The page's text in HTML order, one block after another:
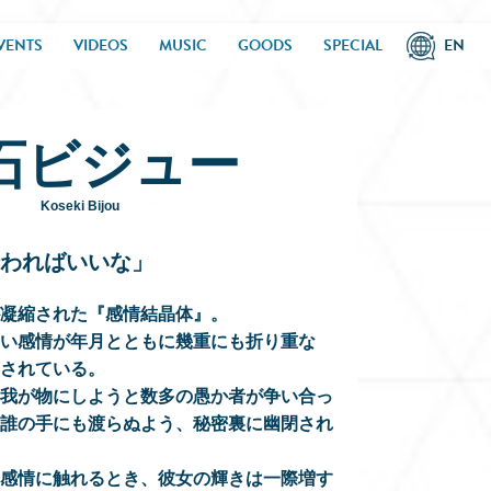
VIDEOS MUSIC GOODS SPECIAL EN
ビジュー
Koseki Bijou
ればいいな」
縮された『感情結晶体』。
感情が年月とともに幾重にも折り重な
れている。
が物にしようと数多の愚か者が争い合っ
の手にも渡らぬよう、秘密裏に幽閉され
情に触れるとき、彼女の輝きは一際増す